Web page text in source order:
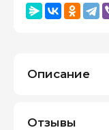
Описание
Отзывы